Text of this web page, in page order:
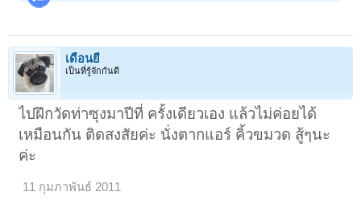
เดือนยี่
เป็นที่รู้จักกันดี
ไปฝึกวัดท่าซุงมาปีที่ ครั้งเดียวเอง แล้วไม่ค่อยได้
เหมือนกัน ติดสงสัยค่ะ นั่งตากแอร์ คิ้วขมวด สู้ๆนะ
ค่ะ
11 กุมภาพันธ์ 2011